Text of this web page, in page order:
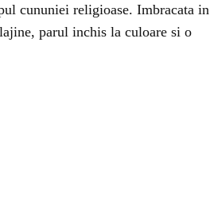
cununiei religioase. Imbracata in
parul inchis la culoare si o